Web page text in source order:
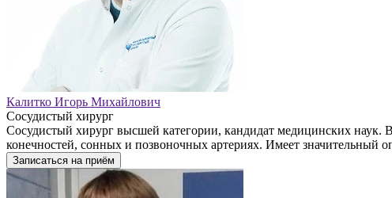
Калитко Игорь Михайлович
Сосудистый хирург
Сосудистый хирург высшей категории, кандидат медицинских наук.
конечностей, сонных и позвоночных артериях. Имеет значительный
Записаться на приём